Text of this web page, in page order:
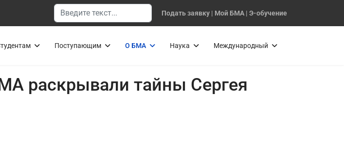
Поиск
Подать заявку | Мой БМА | Э-обучение
Поступающим О БМА Наука Международный
раскрывали тайны Сергея